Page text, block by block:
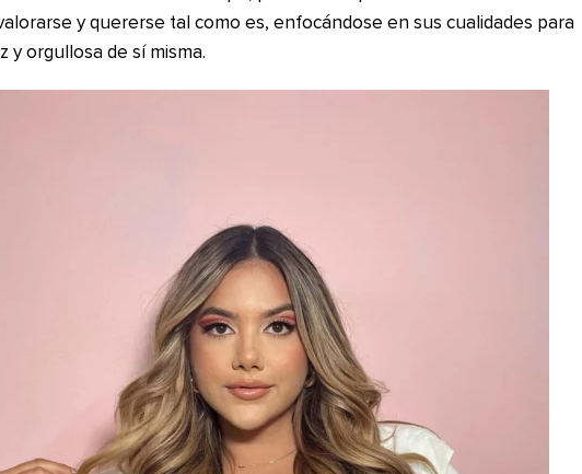
y quererse tal como es, enfocándose en sus cualidades para
y orgullosa de sí misma.